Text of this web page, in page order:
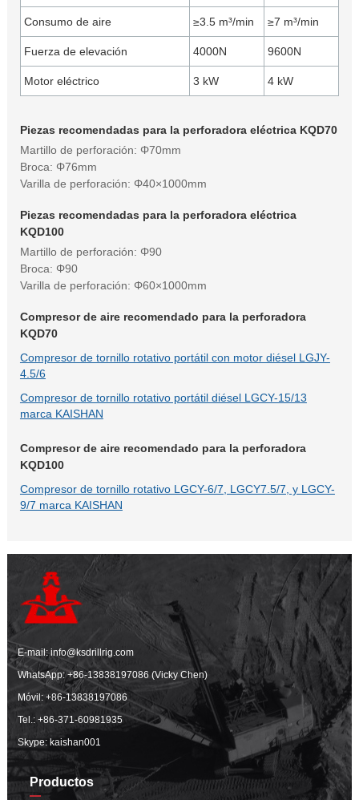
Consumo de aire ≥3.5 m³/min ≥7 m³/min
Fuerza de elevación 4000N 9600N
Motor eléctrico 3 kW 4 kW
Piezas recomendadas para la perforadora eléctrica KQD70
Martillo de perforación: Φ70mm
Broca: Φ76mm
Varilla de perforación: Φ40×1000mm
Piezas recomendadas para la perforadora eléctrica
KQD100
Martillo de perforación: Φ90
Broca: Φ90
Varilla de perforación: Φ60×1000mm
Compresor de aire recomendado para la perforadora
KQD70
Compresor de tornillo rotativo portátil con motor diésel LGJY-
4.5/6
Compresor de tornillo rotativo portátil diésel LGCY-15/13
marca KAISHAN
Compresor de aire recomendado para la perforadora
KQD100
Compresor de tornillo rotativo LGCY-6/7, LGCY7.5/7, y LGCY-
9/7 marca KAISHAN
E-mail:info@ksdrillrig.com
WhatsApp:+86-13838197086 (Vicky Chen)
Móvil:+86-13838197086
Tel.:+86-371-60981935
Skype: kaishan001
Productos